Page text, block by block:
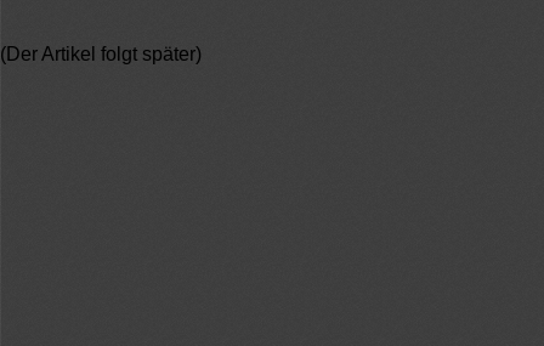
(Der Artikel folgt später)